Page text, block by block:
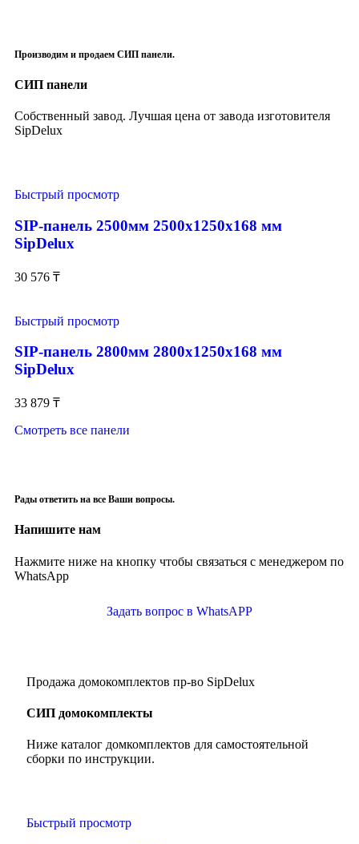
Производим и продаем СИП панели.
СИП панели
Собственный завод. Лучшая цена от завода изготовителя
SipDelux
Быстрый просмотр
SIP-панель 2500мм 2500x1250x168 мм
SipDelux
30 576 ₸
Быстрый просмотр
SIP-панель 2800мм 2800x1250x168 мм
SipDelux
33 879 ₸
Смотреть все панели
Рады ответить на все Ваши вопросы.
Напишите нам
Нажмите ниже на кнопку чтобы связаться с менеджером по
WhatsApp
Задать вопрос в WhatsAPP
Продажа домокомплектов пр-во SipDelux
СИП домокомплекты
Ниже каталог домкомплектов для самостоятельной
сборки по инструкции.
Быстрый просмотр